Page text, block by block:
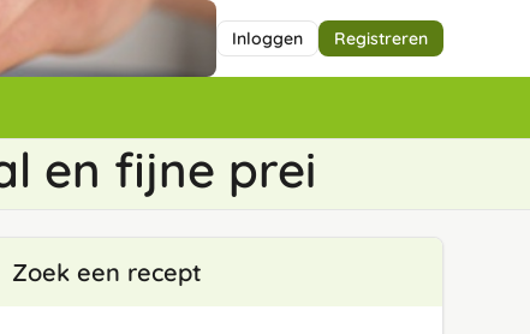
Inloggen Registreren
en fijne prei
Zoek een recept